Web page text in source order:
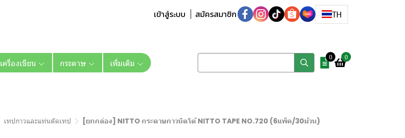
เข้าสู่ระบบ สมัครสมาชิก TH
เครื่องเขียน กระดาษ เพิ่มเติม 0 0
เทปกาวและแท่นตัดเทป [ยกกล่อง] NITTO กระดาษกาวนิตโต้ NITTO TAPE NO.720 (6แพ็ค/30ม้วน)